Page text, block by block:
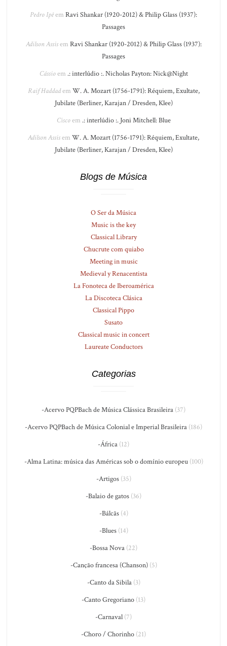
Pedro Ipêem Ravi Shankar (1920-2012) & Philip Glass (1937):
Passages
Adilson Assisem Ravi Shankar (1920-2012) & Philip Glass (1937):
Passages
Cássioem .: interlúdio :. Nicholas Payton: Nick@Night
Raif Haddadem W. A. Mozart (1756-1791): Réquiem, Exultate,
Jubilate (Berliner, Karajan / Dresden, Klee)
Ciscoem .: interlúdio :. Joni Mitchell: Blue
Adilson Assisem W. A. Mozart (1756-1791): Réquiem, Exultate,
Jubilate (Berliner, Karajan / Dresden, Klee)
Blogs de Música
O Ser da Música
Music is the key
Classical Library
Chucrute com quiabo
Meeting in music
Medieval y Renacentista
La Fonoteca de Iberoamérica
La Discoteca Clásica
Classical Pippo
Susato
Classical music in concert
Laureate Conductors
Categorias
-Acervo PQPBach de Música Clássica Brasileira (37)
-Acervo PQPBach de Música Colonial e Imperial Brasileira (186)
-África (12)
-Alma Latina: música das Américas sob o domínio europeu(100)
-Artigos(35)
-Balaio de gatos (36)
-Bálcãs(4)
-Blues(14)
-Bossa Nova (22)
-Canção francesa (Chanson)(5)
-Canto da Sibila(3)
-Canto Gregoriano (13)
-Carnaval (7)
-Choro / Chorinho (21)